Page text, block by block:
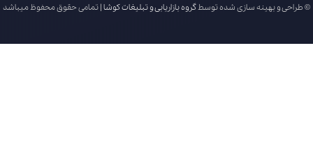
© طراحی و بهینه سازی شده توسطگروه بازاریابی و تبلیغات کوشا| تمامی حقوق محفوظ میباشد